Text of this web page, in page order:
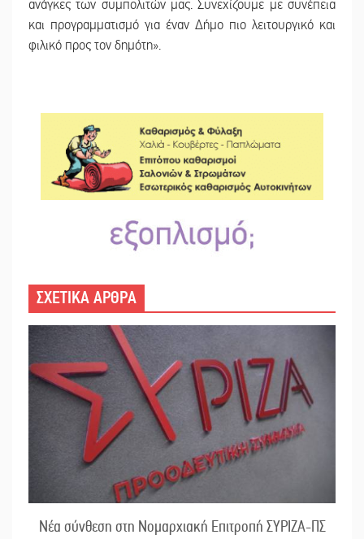
ανάγκες των συμπολιτών μας. Συνεχίζουμε με συνέπεια
και προγραμματισμό για έναν Δήμο πιο λειτουργικό και
φιλικό προς τον δημότη».
ΣΧΕΤΙΚΑ ΑΡΘΡΑ
Νέα σύνθεση στη Νομαρχιακή Επιτροπή ΣΥΡΙΖΑ-ΠΣ